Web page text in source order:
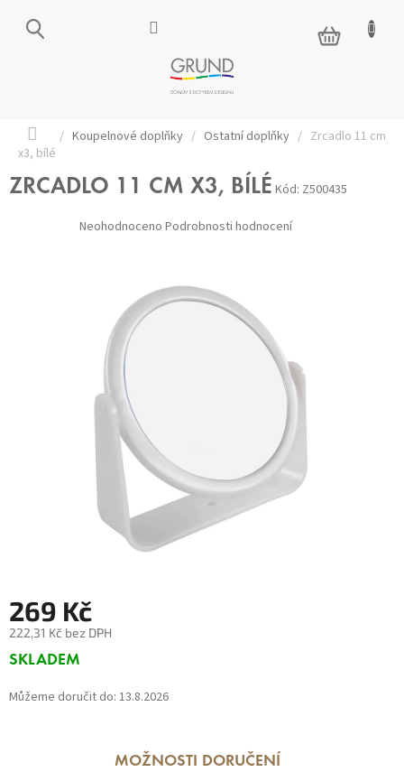
NÁKUPNÍ
KOŠÍK
Domů
/ Koupelnové doplňky / Ostatní doplňky / Zrcadlo 11 cm
x3, bílé
ZRCADLO 11 CM X3, BÍLÉ Kód: Z500435
Průměrné
hodnocení
Neohodnoceno Podrobnosti hodnocení
269 Kč
222,31 Kč bez DPH
Měrná
SKLADEM
Můžeme doručit do: 13.8.2026
MOŽNOSTI DORUČENÍ